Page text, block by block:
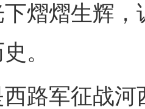
熠熠生辉
。
军征战河